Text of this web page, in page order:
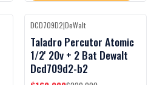
-26%OFF
DCD709D2|DeWalt
Taladro Percutor Atomic
1/2' 20v + 2 Bat Dewalt
Dcd709d2-b2